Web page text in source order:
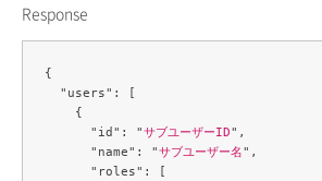
Response
{
  "users": [
    {
      "id": "
サブユーザーID",
      "name": "
サブユーザー名",
      "roles": [